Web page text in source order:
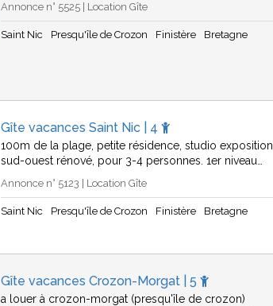
Annonce n° 5525 | Location Gîte
Saint Nic Presqu'île de Crozon Finistère Bretagne
Gîte vacances Saint Nic | 4
100m de la plage, petite résidence, studio exposition
sud-ouest rénové, pour 3-4 personnes. 1er niveau…
Annonce n° 5123 | Location Gîte
Saint Nic Presqu'île de Crozon Finistère Bretagne
Gîte vacances Crozon-Morgat | 5
a louer à crozon-morgat (presqu'île de crozon)